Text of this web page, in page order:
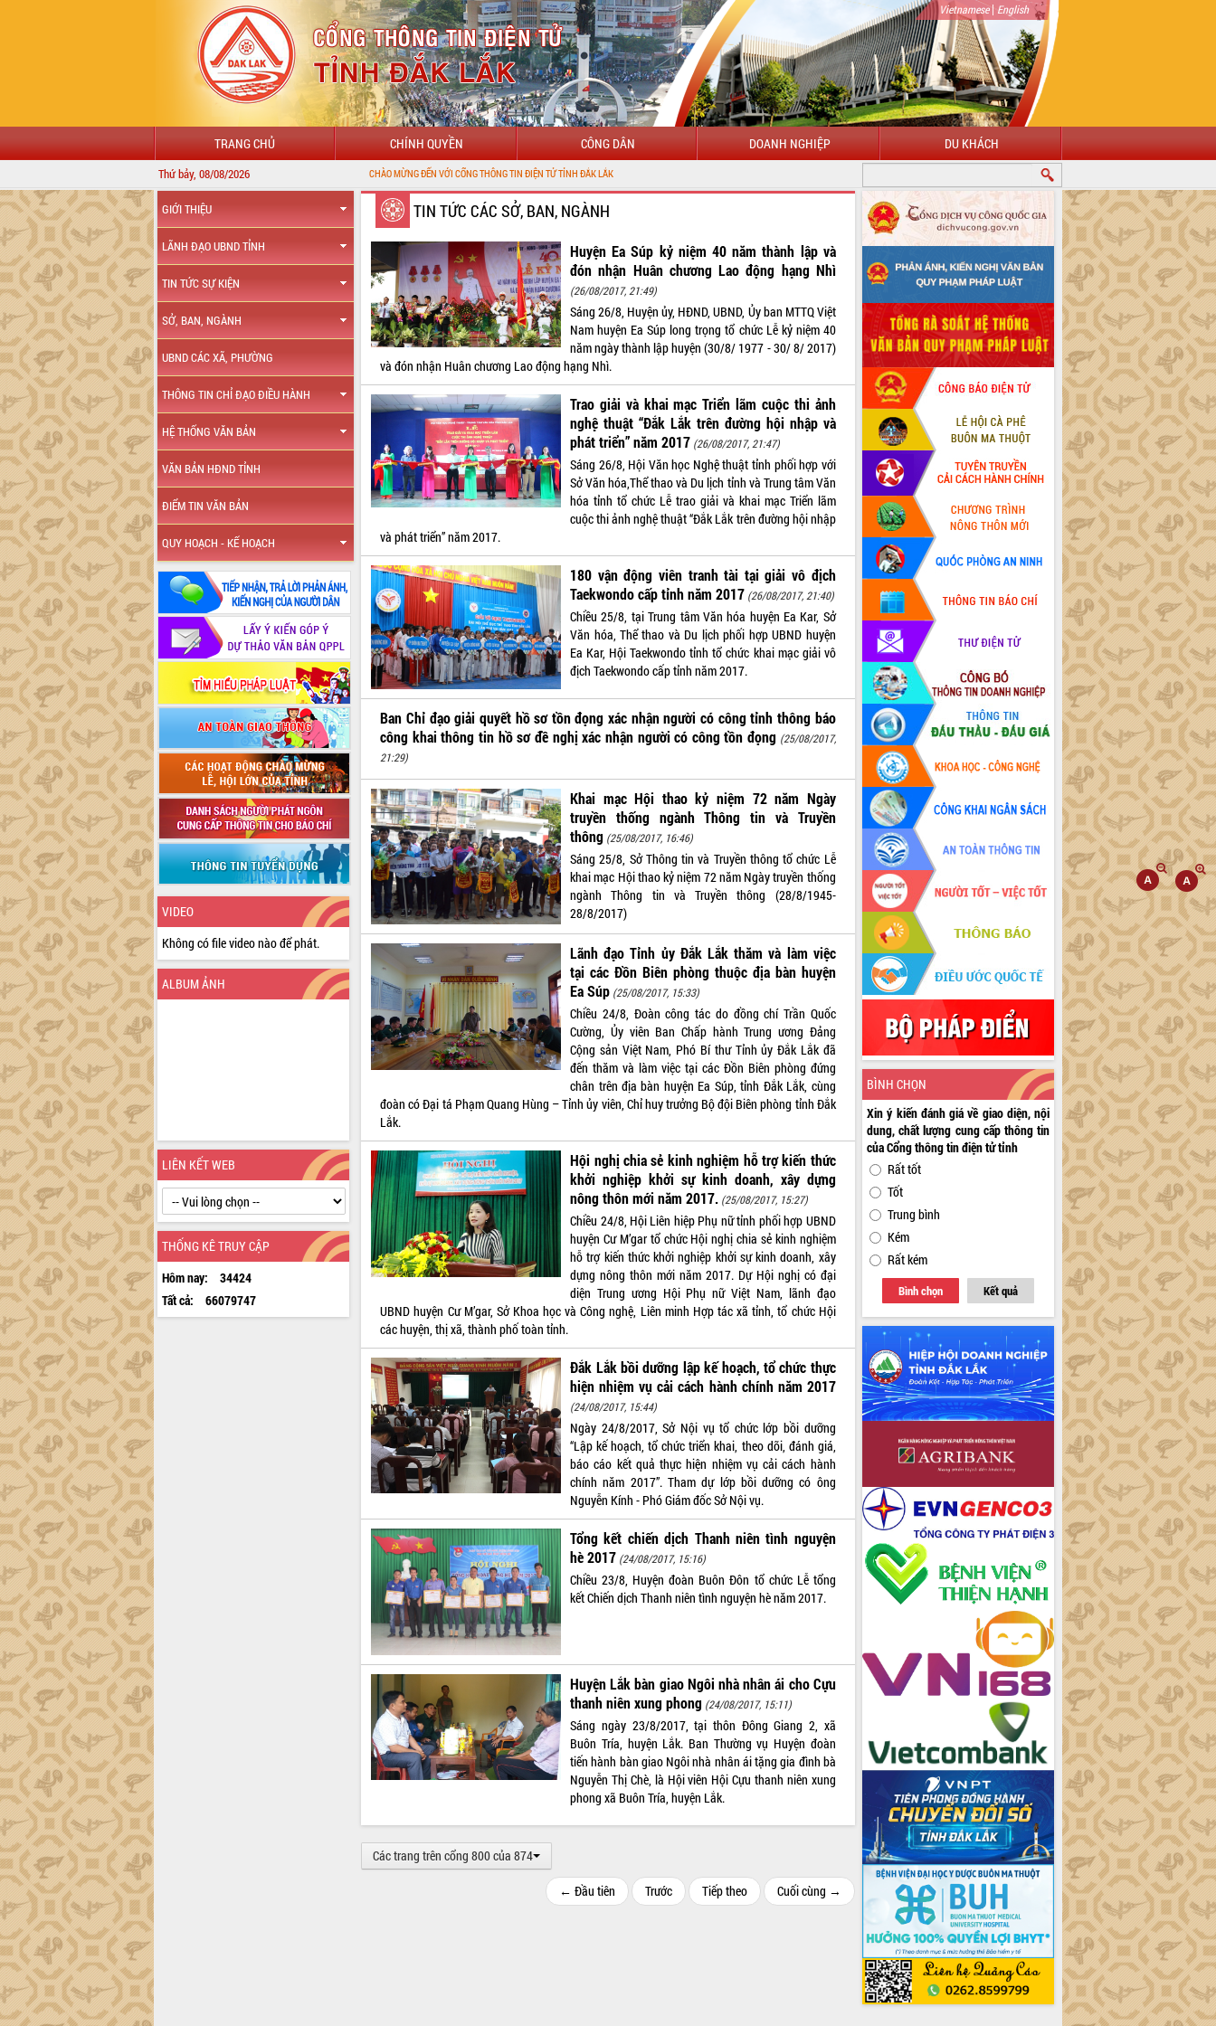
Vietnamese| English
TRANG CHỦ CHÍNH QUYỀN CÔNG DÂN DOANH NGHIỆP DU KHÁCH
Thứ bảy, 08/08/2026 CHÀO MỪNG ĐẾN VỚI CỔNG THÔNG TIN ĐIỆN TỬ TỈNH ĐẮK LẮK
GIỚI THIỆU
LÃNH ĐẠO UBND TỈNH
TIN TỨC SỰ KIỆN
SỞ, BAN, NGÀNH
UBND CÁC XÃ, PHƯỜNG
THÔNG TIN CHỈ ĐẠO ĐIỀU HÀNH
HỆ THỐNG VĂN BẢN
VĂN BẢN HĐND TỈNH
ĐIỂM TIN VĂN BẢN
QUY HOẠCH - KẾ HOẠCH
VIDEO
Không có file video nào để phát.
ALBUM ẢNH
LIÊN KẾT WEB
THỐNG KÊ TRUY CẬP
Hôm nay:
34424
Tất cả:
66079747
TIN TỨC CÁC SỞ, BAN, NGÀNH
Huyện Ea Súp kỷ niệm 40 năm thành lập và
đón nhận Huân chương Lao động hạng Nhì
(26/08/2017, 21:49)
Sáng 26/8, Huyện ủy, HĐND, UBND, Ủy ban MTTQ Việt
Nam huyện Ea Súp long trọng tổ chức Lễ kỷ niệm 40
năm ngày thành lập huyện (30/8/ 1977 - 30/ 8/ 2017)
và đón nhận Huân chương Lao động hạng Nhì.
Trao giải và khai mạc Triển lãm cuộc thi ảnh
nghệ thuật “Đắk Lắk trên đường hội nhập và
phát triển” năm 2017 (26/08/2017, 21:47)
Sáng 26/8, Hội Văn học Nghệ thuật tỉnh phối hợp với
Sở Văn hóa,Thể thao và Du lịch tỉnh và Trung tâm Văn
hóa tỉnh tổ chức Lễ trao giải và khai mạc Triển lãm
cuộc thi ảnh nghệ thuật “Đắk Lắk trên đường hội nhập
và phát triển” năm 2017.
180 vận động viên tranh tài tại giải vô địch
Taekwondo cấp tỉnh năm 2017 (26/08/2017, 21:40)
Chiều 25/8, tại Trung tâm Văn hóa huyện Ea Kar, Sở
Văn hóa, Thể thao và Du lịch phối hợp UBND huyện
Ea Kar, Hội Taekwondo tỉnh tổ chức khai mạc giải vô
địch Taekwondo cấp tỉnh năm 2017.
Ban Chỉ đạo giải quyết hồ sơ tồn đọng xác nhận người có công tỉnh thông báo
công khai thông tin hồ sơ đề nghị xác nhận người có công tồn đọng (25/08/2017,
21:29)
Khai mạc Hội thao kỷ niệm 72 năm Ngày
truyền thống ngành Thông tin và Truyền
thông (25/08/2017, 16:46)
Sáng 25/8, Sở Thông tin và Truyền thông tổ chức Lễ
khai mạc Hội thao kỷ niệm 72 năm Ngày truyền thống
ngành Thông tin và Truyền thông (28/8/1945-
28/8/2017)
Lãnh đạo Tỉnh ủy Đắk Lắk thăm và làm việc
tại các Đồn Biên phòng thuộc địa bàn huyện
Ea Súp (25/08/2017, 15:33)
Chiều 24/8, Đoàn công tác do đồng chí Trần Quốc
Cường, Ủy viên Ban Chấp hành Trung ương Đảng
Cộng sản Việt Nam, Phó Bí thư Tỉnh ủy Đắk Lắk đã
đến thăm và làm việc tại các Đồn Biên phòng đứng
chân trên địa bàn huyện Ea Súp, tỉnh Đắk Lắk, cùng
đoàn có Đại tá Phạm Quang Hùng – Tỉnh ủy viên, Chỉ huy trưởng Bộ đội Biên phòng tỉnh Đắk
Lắk.
Hội nghị chia sẻ kinh nghiệm hỗ trợ kiến thức
khởi nghiệp khởi sự kinh doanh, xây dựng
nông thôn mới năm 2017. (25/08/2017, 15:27)
Chiều 24/8, Hội Liên hiệp Phụ nữ tỉnh phối hợp UBND
huyện Cư M’gar tổ chức Hội nghị chia sẻ kinh nghiệm
hỗ trợ kiến thức khởi nghiệp khởi sự kinh doanh, xây
dựng nông thôn mới năm 2017. Dự Hội nghị có đại
diện Trung ương Hội Phụ nữ Việt Nam, lãnh đạo
UBND huyện Cư M’gar, Sở Khoa học và Công nghệ, Liên minh Hợp tác xã tỉnh, tổ chức Hội
các huyện, thị xã, thành phố toàn tỉnh.
Đắk Lắk bồi dưỡng lập kế hoạch, tổ chức thực
hiện nhiệm vụ cải cách hành chính năm 2017
(24/08/2017, 15:44)
Ngày 24/8/2017, Sở Nội vụ tổ chức lớp bồi dưỡng
“Lập kế hoạch, tổ chức triển khai, theo dõi, đánh giá,
báo cáo kết quả thực hiện nhiệm vụ cải cách hành
chính năm 2017”. Tham dự lớp bồi dưỡng có ông
Nguyễn Kính - Phó Giám đốc Sở Nội vụ.
Tổng kết chiến dịch Thanh niên tình nguyện
hè 2017 (24/08/2017, 15:16)
Chiều 23/8, Huyện đoàn Buôn Đôn tổ chức Lễ tổng
kết Chiến dịch Thanh niên tình nguyện hè năm 2017.
Huyện Lắk bàn giao Ngôi nhà nhân ái cho Cựu
thanh niên xung phong (24/08/2017, 15:11)
Sáng ngày 23/8/2017, tại thôn Đông Giang 2, xã
Buôn Tría, huyện Lắk. Ban Thường vụ Huyện đoàn
tiến hành bàn giao Ngôi nhà nhân ái tặng gia đình bà
Nguyễn Thị Chè, là Hội viên Hội Cựu thanh niên xung
phong xã Buôn Tría, huyện Lắk.
Các trang trên cổng 800 của 874
← Đầu tiên Trước Tiếp theo Cuối cùng →
BÌNH CHỌN
Xin ý kiến đánh giá về giao diện, nội
dung, chất lượng cung cấp thông tin
của Cổng thông tin điện tử tỉnh
Rất tốt
Tốt
Trung bình
Kém
Rất kém
Bình chọn Kết quả